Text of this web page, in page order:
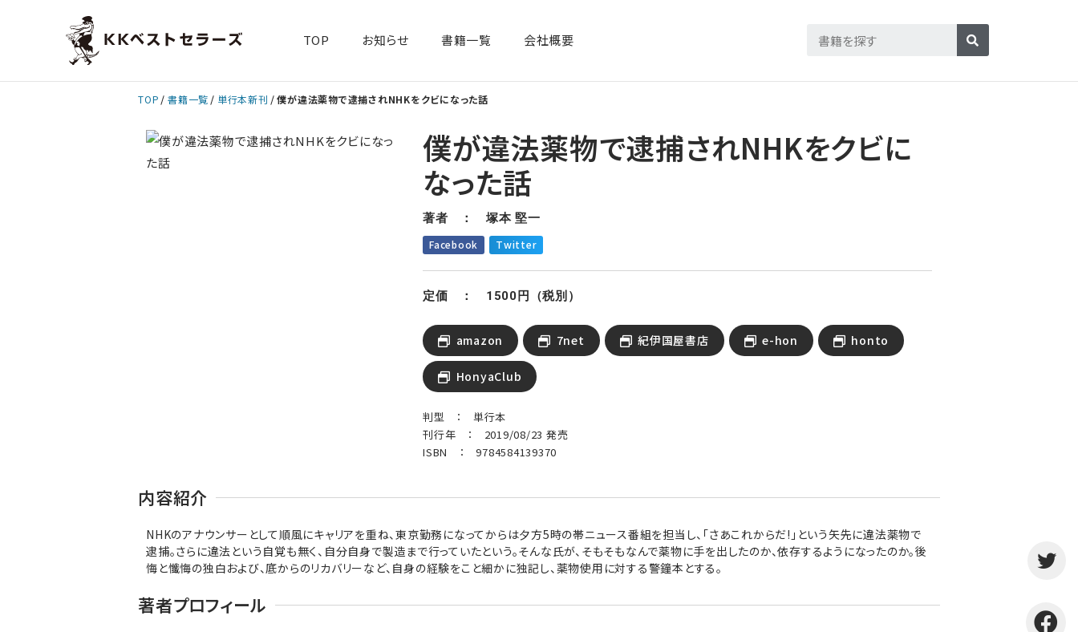
TOP お知らせ 書籍一覧​ 会社概要
TOP 書籍一覧 単行本新刊 僕が違法薬物で逮捕されNHKをクビになった話
僕が違法薬物で逮捕されNHKをクビに
なった話
著者 ： 塚本 堅一
Facebook Twitter
定価 ： 1500円（税別）
amazon 7net 紀伊国屋書店 e-hon honto
HonyaClub
判型 ： 単行本
刊行年 ： 2019/08/23 発売
ISBN ： 9784584139370
内容紹介
NHKのアナウンサーとして順風にキャリアを重ね、東京勤務になってからは夕方5時の帯ニュース番組を担当し、「さあこれからだ!」という矢先に違法薬物で
逮捕。さらに違法という自覚も無く、自分自身で製造まで行っていたという。そんな氏が、そもそもなんで薬物に手を出したのか、依存するようになったのか。後
悔と懺悔の独白および、底からのリカバリーなど、自身の経験をこと細かに独記し、薬物使用に対する警鐘本とする。
著者プロフィール